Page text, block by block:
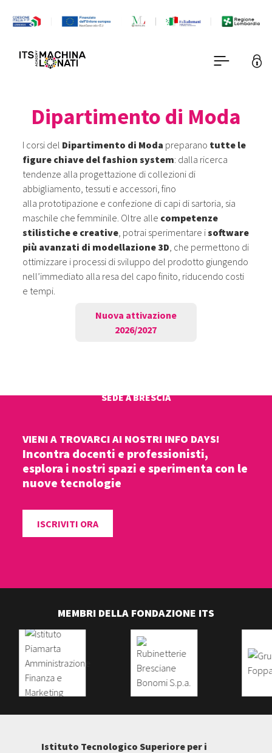
Dipartimento di Moda
I corsi del Dipartimento di Moda preparano tutte le
figure chiave del fashion system: dalla ricerca
tendenze alla progettazione di collezioni di
abbigliamento, tessuti e accessori, fino
alla prototipazione e confezione di capi di sartoria, sia
maschile che femminile. Oltre alle competenze
stilistiche e creative, potrai sperimentare isoftware
più avanzati di modellazione 3D, che permettono di
ottimizzare i processi di sviluppo del prodotto giungendo
nell’immediato alla resa del capo finito, riducendo costi
e tempi.
3D Fashion Designer – AI &
Nuova attivazione
2026/2027
SEDE A BRESCIA
VIENI A TROVARCI AI NOSTRI INFO DAYS!
Incontra docenti e professionisti,
esplora i nostri spazi e sperimenta con le
nuove tecnologie
ISCRIVITI ORA
MEMBRI DELLA FONDAZIONE ITS
Istituto Tecnologico Superiore per i